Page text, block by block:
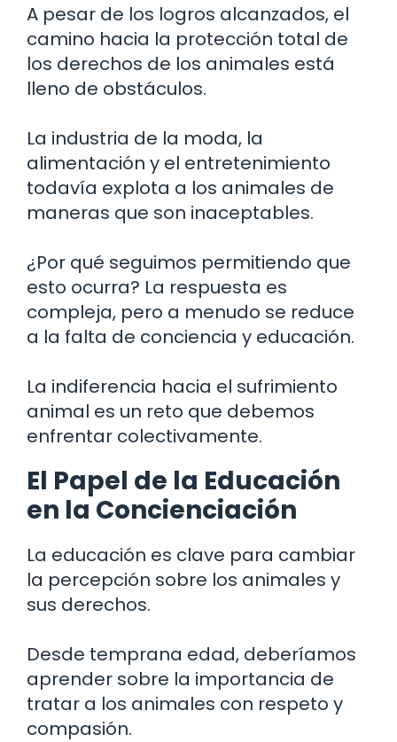
A pesar de los logros alcanzados, el
camino hacia la protección total de
los derechos de los animales está
lleno de obstáculos.
La industria de la moda, la
alimentación y el entretenimiento
todavía explota a los animales de
maneras que son inaceptables.
¿Por qué seguimos permitiendo que
esto ocurra? La respuesta es
compleja, pero a menudo se reduce
a la falta de conciencia y educación.
La indiferencia hacia el sufrimiento
animal es un reto que debemos
enfrentar colectivamente.
El Papel de la Educación
en la Concienciación
La educación es clave para cambiar
la percepción sobre los animales y
sus derechos.
Desde temprana edad, deberíamos
aprender sobre la importancia de
tratar a los animales con respeto y
compasión.